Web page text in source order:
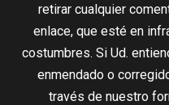
retirar cualquier
enlace, que esté en
costumbres. Si Ud.
enmendado o
través de nuestro